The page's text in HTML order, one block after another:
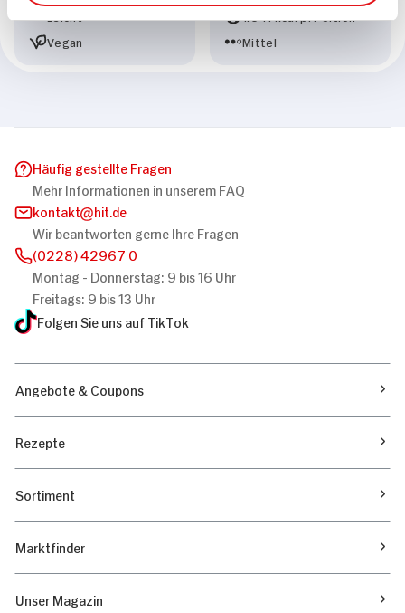
Vegan
Mittel
Häufig gestellte Fragen
Mehr Informationen in unserem FAQ
kontakt
hit.de
Wir beantworten gerne Ihre Fragen
(0228) 42967 0
Montag - Donnerstag: 9 bis 16 Uhr
Freitags: 9 bis 13 Uhr
Folgen Sie uns auf TikTok
Angebote & Coupons
Rezepte
Sortiment
Marktfinder
Unser Magazin